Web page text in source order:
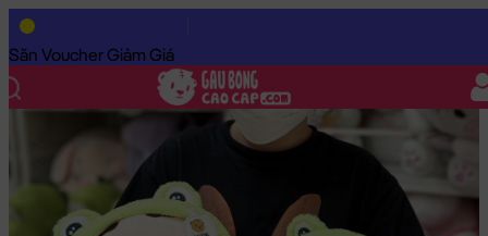
Săn Voucher Giảm Giá
Trang Chủ